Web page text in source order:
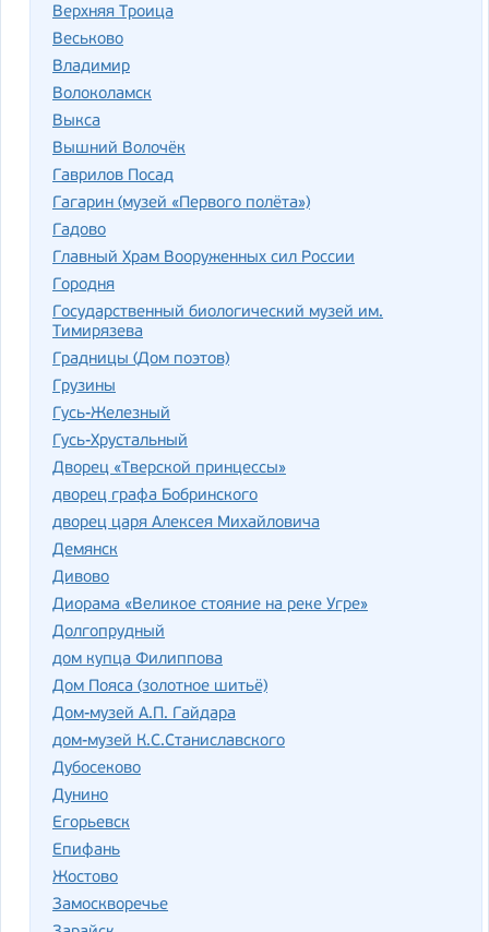
Верхняя Троица
Веськово
Владимир
Волоколамск
Выкса
Вышний Волочёк
Гаврилов Посад
Гагарин (музей «Первого полёта»)
Гадово
Главный Храм Вооруженных сил России
Городня
Государственный биологический музей им.
Тимирязева
Градницы (Дом поэтов)
Грузины
Гусь-Железный
Гусь-Хрустальный
Дворец «Тверской принцессы»
дворец графа Бобринского
дворец царя Алексея Михайловича
Демянск
Дивово
Диорама «Великое стояние на реке Угре»
Долгопрудный
дом купца Филиппова
Дом Пояса (золотное шитьё)
Дом-музей А.П. Гайдара
дом-музей К.С.Станиславского
Дубосеково
Дунино
Егорьевск
Епифань
Жостово
Замоскворечье